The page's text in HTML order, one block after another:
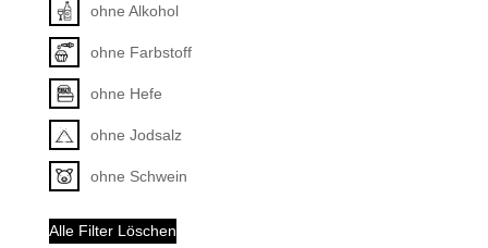
ohne Alkohol
ohne Farbstoff
ohne Hefe
ohne Jodsalz
ohne Schwein
Alle Filter Löschen